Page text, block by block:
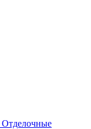
Отделочные